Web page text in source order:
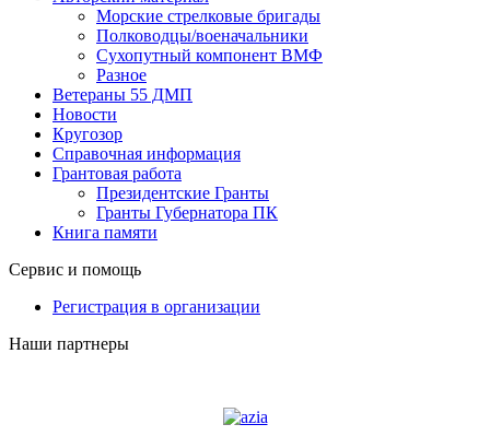
Морские стрелковые бригады
Полководцы/военачальники
Сухопутный компонент ВМФ
Разное
Ветераны 55 ДМП
Новости
Кругозор
Справочная информация
Грантовая работа
Президентские Гранты
Гранты Губернатора ПК
Книга памяти
Сервис и помощь
Регистрация в организации
Наши партнеры